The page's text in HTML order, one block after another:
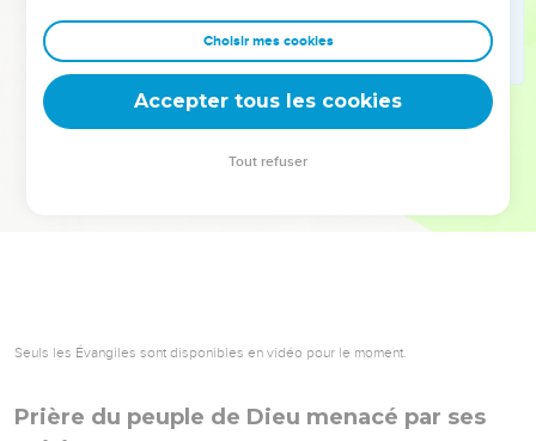
clés pour avancer avec plus de sagesse afin que leurs erreurs
deviennent vos tremplins. Que vous guidiez un ministère, une
équipe, un groupe ou une famille, leur expérience est faite
Seuls les Évangiles sont disponibles en vidéo pour le moment.
Prière du peuple de Dieu menacé par ses
Choisir mes cookies
Accepter tous les cookies
Tout refuser